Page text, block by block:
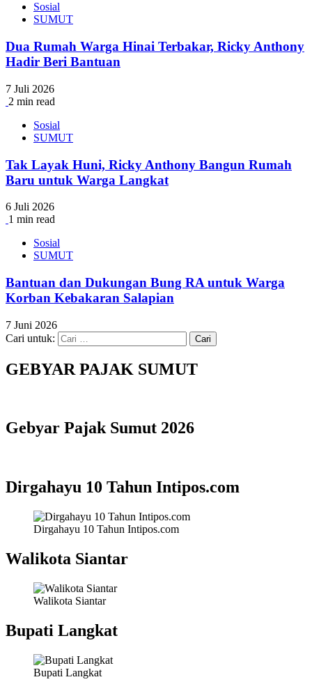
Sosial
SUMUT
Dua Rumah Warga Hinai Terbakar, Ricky Anthony
Hadir Beri Bantuan
7 Juli 2026
2 min read
Sosial
SUMUT
Tak Layak Huni, Ricky Anthony Bangun Rumah
Baru untuk Warga Langkat
6 Juli 2026
1 min read
Sosial
SUMUT
Bantuan dan Dukungan Bung RA untuk Warga
Korban Kebakaran Salapian
7 Juni 2026
Cari untuk:
GEBYAR PAJAK SUMUT
Gebyar Pajak Sumut 2026
Dirgahayu 10 Tahun Intipos.com
Dirgahayu 10 Tahun Intipos.com
Walikota Siantar
Walikota Siantar
Bupati Langkat
Bupati Langkat